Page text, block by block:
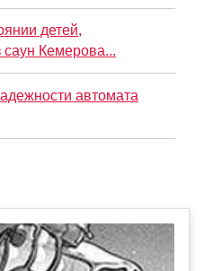
детей,
Кемерова...
автомата